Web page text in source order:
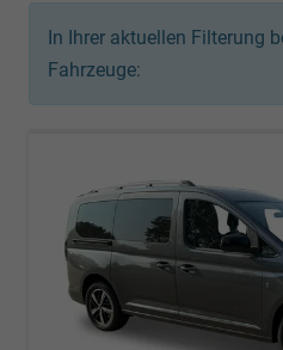
In Ihrer aktuellen Filterung
Fahrzeuge: